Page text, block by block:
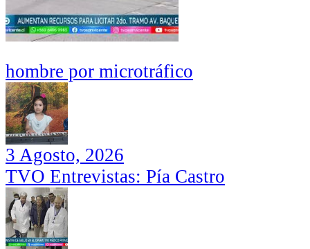
hombre por microtráfico
3 Agosto, 2026
TVO Entrevistas: Pía Castro